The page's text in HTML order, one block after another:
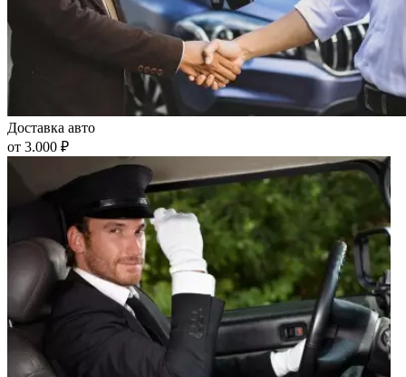
Доставка авто
от 3.000 ₽